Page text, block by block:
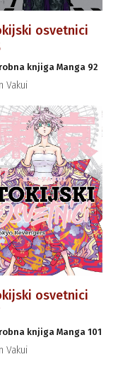
osvetnici
knjiga Manga 92
Vakui
osvetnici
knjiga Manga 101
Vakui